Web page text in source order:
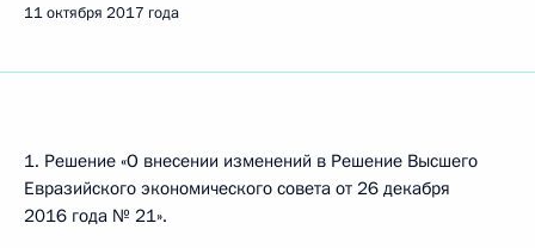
11 октября 2017 года
1. Решение «О внесении изменений в Решение Высшего
Евразийского экономического совета от 26 декабря
2016 года № 21».